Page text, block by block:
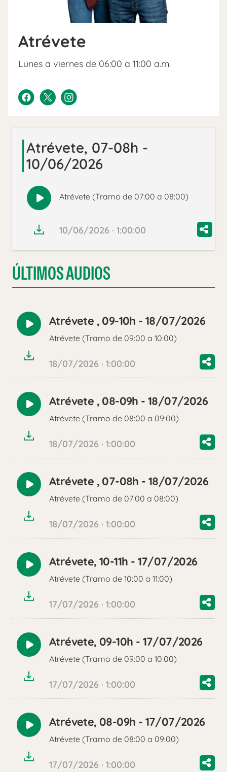
Atrévete
Lunes a viernes de 06:00 a 11:00 a.m.
Atrévete, 07-08h -
10/06/2026
Reproducir
audio
Atrévete (Tramo de 07:00 a 08:00)
10/06/2026 · 1:00:00
ÚLTIMOS AUDIOS
Reproducir
audio
Atrévete , 09-10h - 18/07/2026
Atrévete (Tramo de 09:00 a 10:00)
18/07/2026 · 1:00:00
Reproducir
audio
Atrévete , 08-09h - 18/07/2026
Atrévete (Tramo de 08:00 a 09:00)
18/07/2026 · 1:00:00
Reproducir
audio
Atrévete , 07-08h - 18/07/2026
Atrévete (Tramo de 07:00 a 08:00)
18/07/2026 · 1:00:00
Reproducir
audio
Atrévete, 10-11h - 17/07/2026
Atrévete (Tramo de 10:00 a 11:00)
17/07/2026 · 1:00:00
Reproducir
audio
Atrévete, 09-10h - 17/07/2026
Atrévete (Tramo de 09:00 a 10:00)
17/07/2026 · 1:00:00
Reproducir
audio
Atrévete, 08-09h - 17/07/2026
Atrévete (Tramo de 08:00 a 09:00)
17/07/2026 · 1:00:00